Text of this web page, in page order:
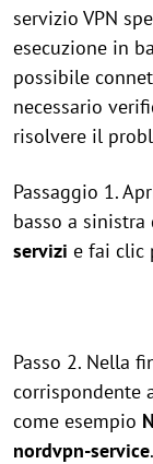
servizio VPN
esecuzione in
possibile
necessario
risolvere il
Passaggio 1.
basso a
servizi e fai clic
Passo 2. Nella
corrispondente
come esempio
nordvpn-service